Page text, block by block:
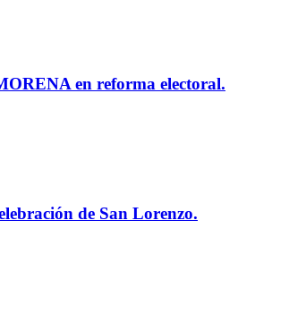
en reforma electoral.
de San Lorenzo.